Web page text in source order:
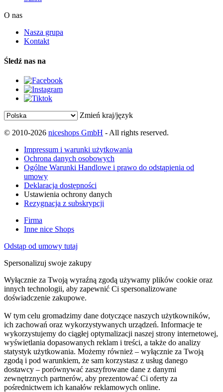
O nas
Nasza grupa
Kontakt
Śledź nas na
Zmień kraj/język
© 2010-2026 niceshops GmbH - All rights reserved.
Impressum i warunki użytkowania
Ochrona danych osobowych
Ogólne Warunki Handlowe i prawo do odstąpienia od
umowy
Deklaracja dostępności
Ustawienia ochrony danych
Rezygnacja z subskrypcji
Firma
Inne nice Shops
Odstąp od umowy tutaj
Spersonalizuj swoje zakupy
Wyłącznie za Twoją wyraźną zgodą używamy plików cookie oraz
innych technologii, aby zapewnić Ci spersonalizowane
doświadczenie zakupowe.
W tym celu gromadzimy dane dotyczące naszych użytkowników,
ich zachowań oraz wykorzystywanych urządzeń. Informacje te
wykorzystujemy do ciągłej optymalizacji naszej strony internetowej,
wyświetlania dopasowanych reklam i treści, a także do analizy
statystyk użytkowania. Możemy również – wyłącznie za Twoją
zgodą i pod warunkiem, że sam korzystasz z usług danego
dostawcy – porównywać zaszyfrowane dane z danymi
zewnętrznych partnerów, aby prezentować Ci oferty za
pośrednictwem ich kanałów reklamowych online.